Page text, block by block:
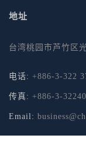
地址
台湾桃园市芦竹区
电话: +886-3-322
传真: +886-3-
Email: